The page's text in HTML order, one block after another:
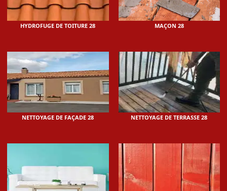
HYDROFUGE DE TOITURE 28 MAÇON 28
NETTOYAGE DE FAÇADE 28 NETTOYAGE DE TERRASSE 28